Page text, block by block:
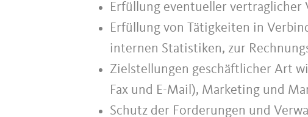
Erfüllung eventueller
Erfüllung von Tätigkeiten in
internen Statistiken, zur
Zielstellungen geschäftlicher Art
Fax und E-Mail), Marketing und
Schutz der Forderungen und